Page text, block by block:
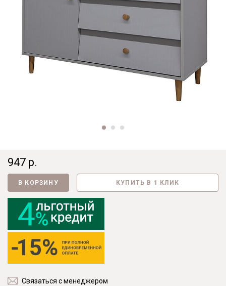
947 р.
В КОРЗИНУ КУПИТЬ В 1 КЛИК
Связаться с менеджером